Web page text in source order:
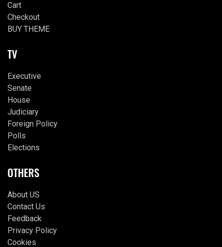
Cart
Checkout
BUY THEME
TV
Executive
Senate
House
Judiciary
Foreign Policy
Polls
Elections
OTHERS
About US
Contact Us
Feedback
Privacy Policy
Cookies